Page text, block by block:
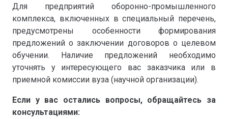
Для предприятий оборонно-промышленного
комплекса, включенных в специальный перечень,
предусмотрены особенности формирования
предложений о заключении договоров о целевом
обучении. Наличие предложений необходимо
уточнять у интересующего вас заказчика или в
приемной комиссии вуза (научной организации).
Если у вас остались вопросы, обращайтесь за
консультациями: